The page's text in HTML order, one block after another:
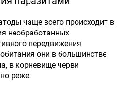
чаще всего происходит в
необработанных
передвижения
они в большинстве
в корневище черви
реже.